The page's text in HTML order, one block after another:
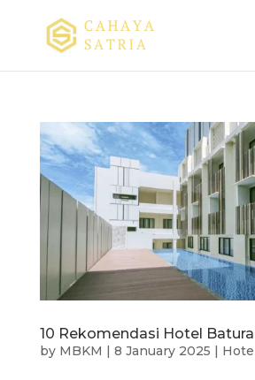
10 Rekomendasi Hotel
by MBKM | 8 January 2025 |